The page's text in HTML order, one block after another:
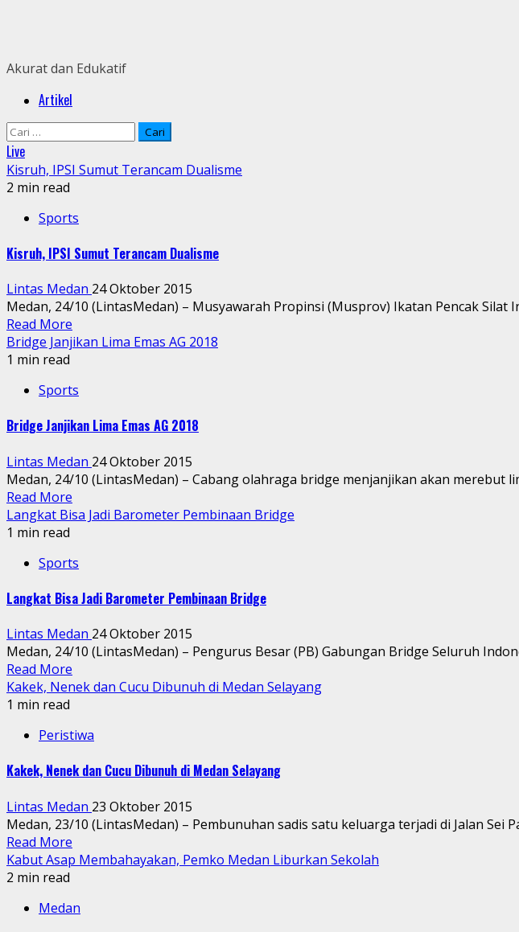
Akurat dan Edukatif
PrimaryArtikel
Cari
untuk:
Live
Kisruh, IPSI Sumut Terancam Dualisme
2 min read
Sports
Kisruh, IPSI Sumut Terancam Dualisme
Lintas Medan 24 Oktober 2015
Medan, 24/10 (LintasMedan) – Musyawarah Propinsi (Musprov) Ikatan Pencak Silat
Read More
Bridge Janjikan Lima Emas AG 2018
1 min read
Sports
Bridge Janjikan Lima Emas AG 2018
Lintas Medan 24 Oktober 2015
Medan, 24/10 (LintasMedan) – Cabang olahraga bridge menjanjikan akan merebut
Read More
Langkat Bisa Jadi Barometer Pembinaan Bridge
1 min read
Sports
Langkat Bisa Jadi Barometer Pembinaan Bridge
Lintas Medan 24 Oktober 2015
Medan, 24/10 (LintasMedan) – Pengurus Besar (PB) Gabungan Bridge Seluruh
Read More
Kakek, Nenek dan Cucu Dibunuh di Medan Selayang
1 min read
Peristiwa
Kakek, Nenek dan Cucu Dibunuh di Medan Selayang
Lintas Medan 23 Oktober 2015
Medan, 23/10 (LintasMedan) – Pembunuhan sadis satu keluarga terjadi di Jalan Sei
Read More
Kabut Asap Membahayakan, Pemko Medan Liburkan Sekolah
2 min read
Medan